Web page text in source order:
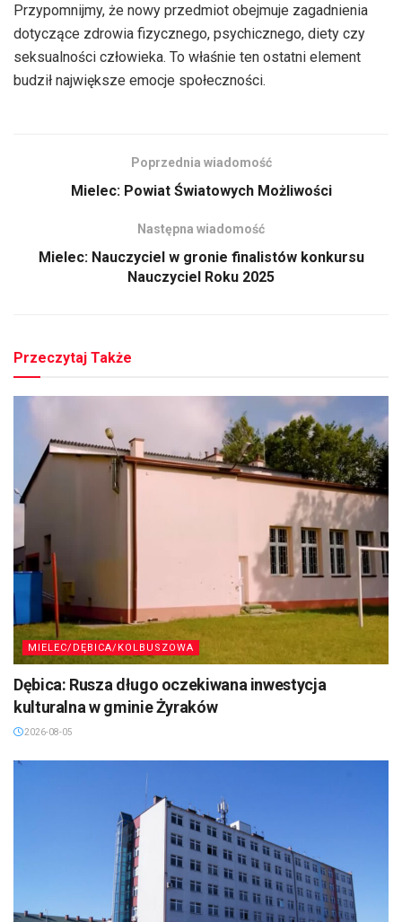
Przypomnijmy, że nowy przedmiot obejmuje zagadnienia
dotyczące zdrowia fizycznego, psychicznego, diety czy
seksualności człowieka. To właśnie ten ostatni element
budził największe emocje społeczności.
Poprzednia wiadomość
Mielec: Powiat Światowych Możliwości
Następna wiadomość
Mielec: Nauczyciel w gronie finalistów konkursu
Nauczyciel Roku 2025
Przeczytaj Także
MIELEC/DĘBICA/KOLBUSZOWA
Dębica: Rusza długo oczekiwana inwestycja
kulturalna w gminie Żyraków
2026-08-05